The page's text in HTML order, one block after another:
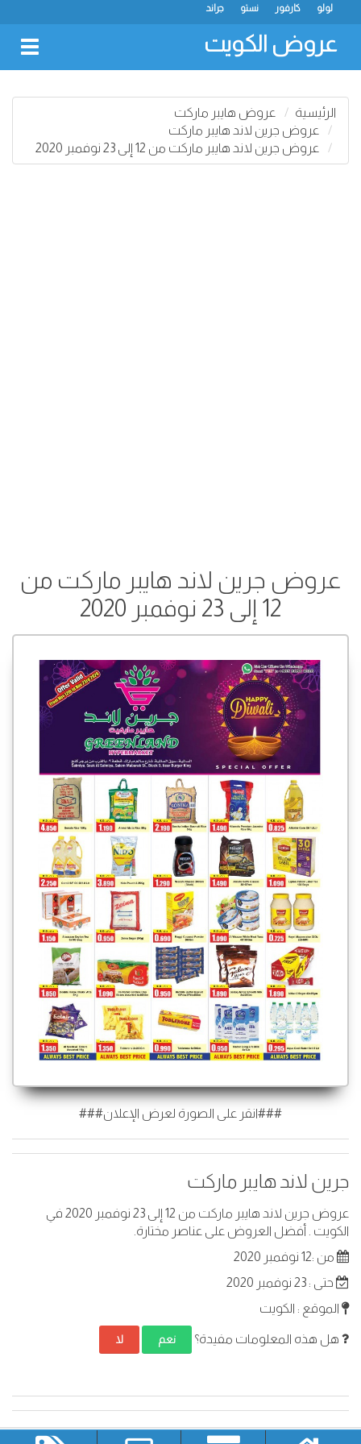
جراند نستو كارفور لولو
عروض الكويت
الرئيسية
عروض هايبر ماركت
عروض جرين لاند هايبر ماركت
عروض جرين لاند هايبر ماركت من 12 إلى 23 نوفمبر 2020
عروض جرين لاند هايبر ماركت من
12 إلى 23 نوفمبر 2020
###انقر على الصورة لعرض الإعلان###
جرين لاند هايبر ماركت
عروض جرين لاند هايبر ماركت من 12 إلى 23 نوفمبر 2020 في
الكويت . أفضل العروض على عناصر مختارة.
من :12 نوفمبر 2020
حتى : 23 نوفمبر 2020
الموقع : الكويت
هل هذه المعلومات مفيدة؟ نعم لا